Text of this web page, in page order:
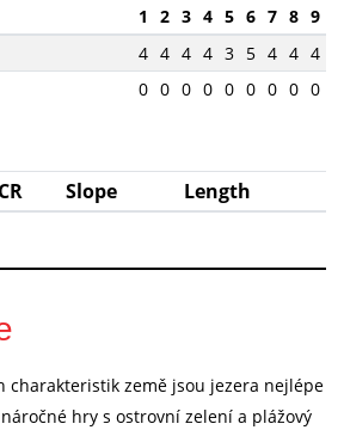
1 2 3 4 5 6 7 8 9
4 4 4 4 3 5 4 4 4
0 0 0 0 0 0 0 0 0
CR Slope Length
charakteristik země jsou jezera nejlépe
hry s ostrovní zelení a plážový